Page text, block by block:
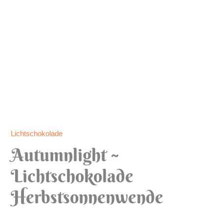
Lichtschokolade
Autumnlight ~
Lichtschokolade
Herbstsonnenwende